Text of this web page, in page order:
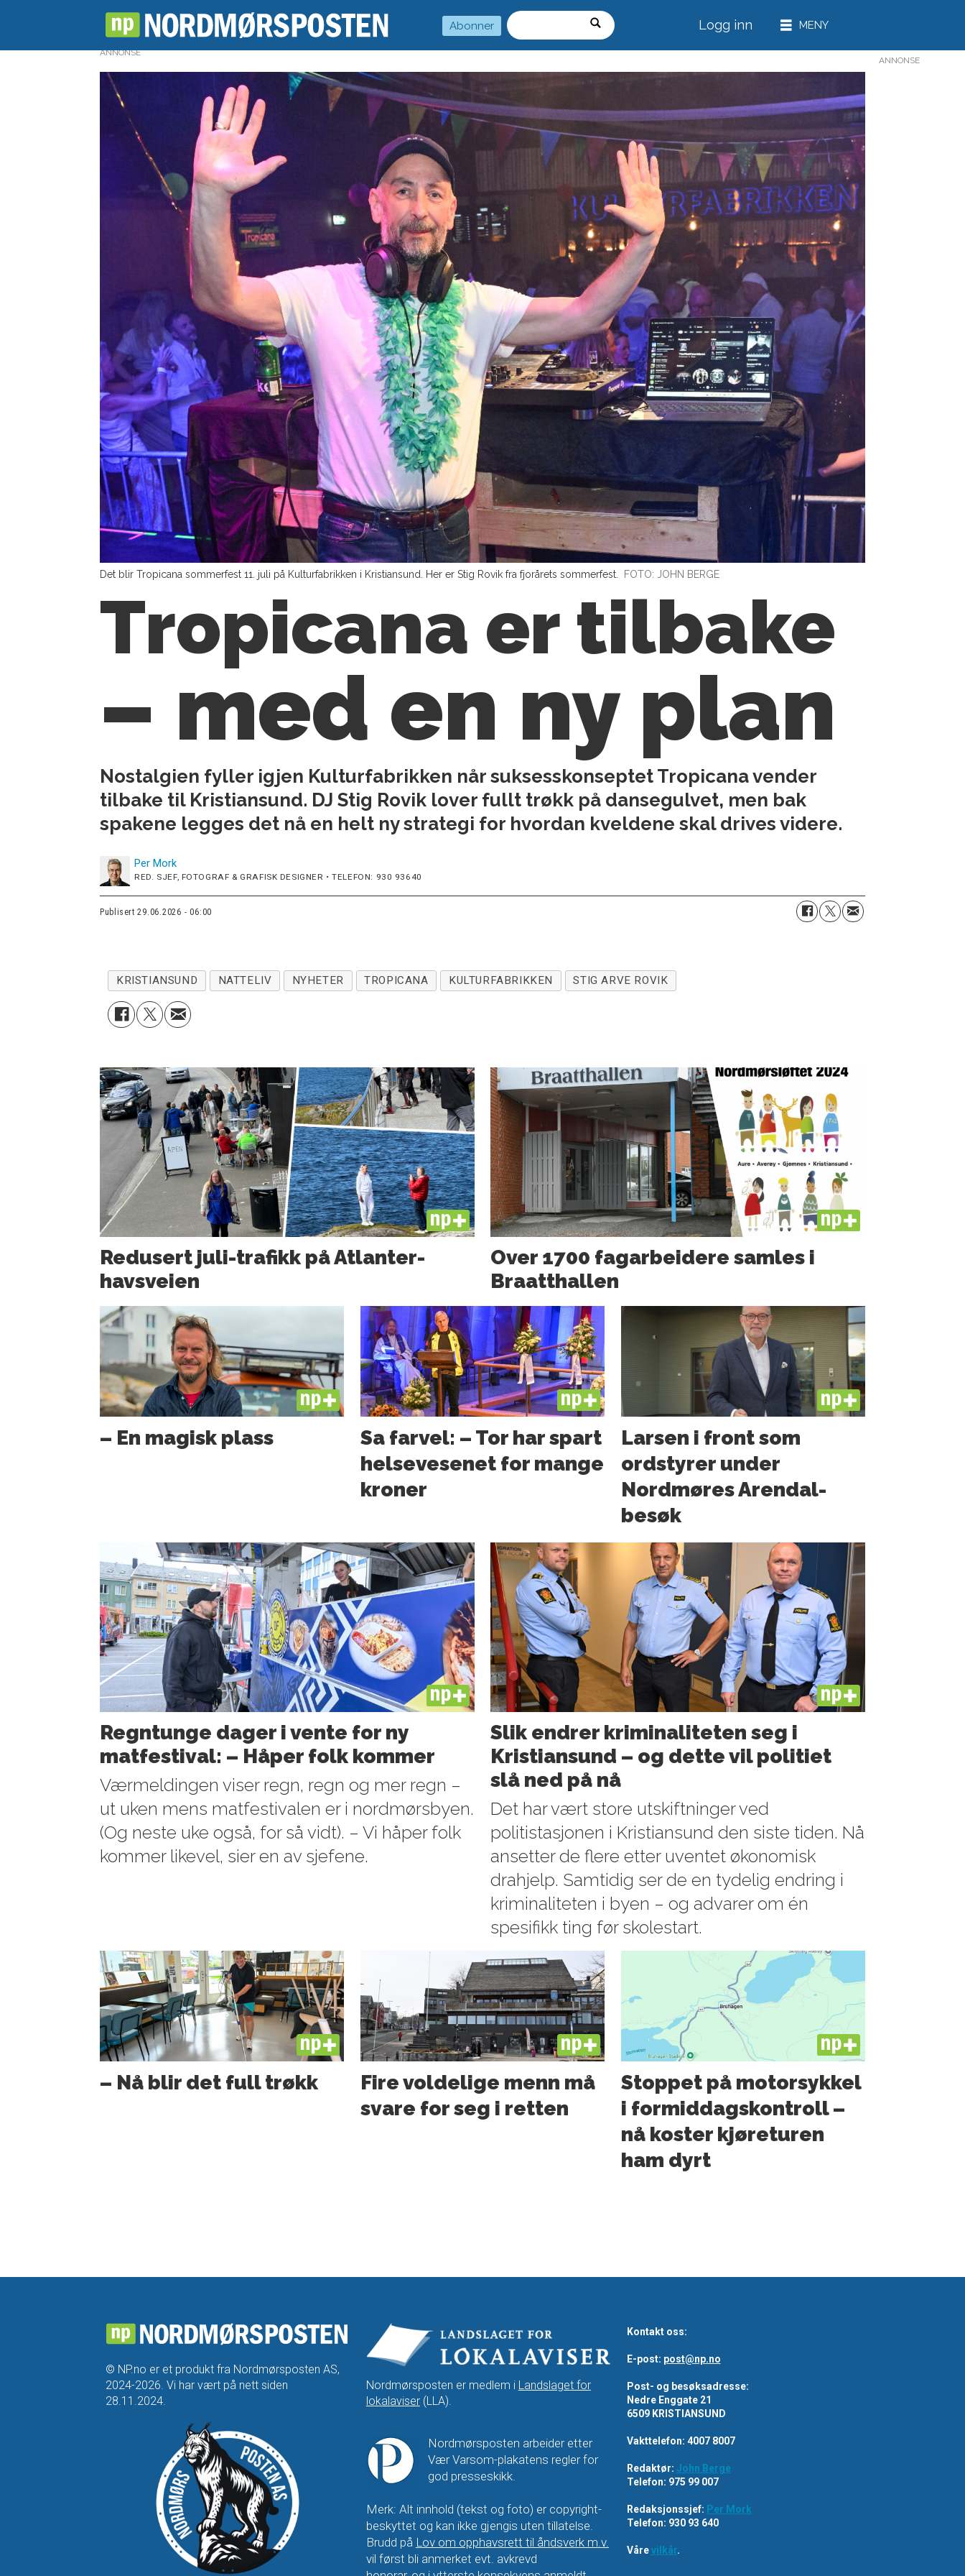
Abonner
Søk
Logg inn
ANNONSE
Det blir Tropicana sommerfest 11. juli på Kulturfabrikken i Kristiansund. Her er Stig Rovik fra fjorårets sommerfest. FOTO: JOHN BERGE
Tropicana er tilbake
– med en ny plan
Nostalgien fyller igjen Kulturfabrikken når suksess­konseptet Tropicana vender
tilbake til Kristiansund. DJ Stig Rovik lover fullt trøkk på danse­gulvet, men bak
spakene legges det nå en helt ny strategi for hvordan kveldene skal drives videre.
Per Mork
RED. SJEF, FOTOGRAF & GRAFISK DESIGNER • TELEFON: 930 93640
Publisert 29.06.2026 - 06:00
KRISTIANSUND NATTELIV NYHETER TROPICANA KULTURFABRIKKEN STIG ARVE ROVIK
PLUS
Redusert juli-trafikk på Atlanter­
havsveien
PLUS
Over 1700 fagarbeidere samles i
Braatthallen
PLUS
– En magisk plass
PLUS
Sa farvel: – Tor har spart
helsevesenet for mange
kroner
PLUS
Larsen i front som
ordstyrer under
Nordmøres Arendal-
besøk
PLUS
Regntunge dager i vente for ny
matfestival: – Håper folk kommer
Værmeldingen viser regn, regn og mer regn –
ut uken mens matfestivalen er i nordmørsbyen.
(Og neste uke også, for så vidt). – Vi håper folk
kommer likevel, sier en av sjefene.
PLUS
Slik endrer kriminaliteten seg i
Kristiansund – og dette vil politiet
slå ned på nå
Det har vært store utskiftninger ved
politistasjonen i Kristiansund den siste tiden. Nå
ansetter de flere etter uventet økonomisk
drahjelp. Samtidig ser de en tydelig endring i
kriminaliteten i byen – og advarer om én
spesifikk ting før skolestart.
PLUS
– Nå blir det full trøkk
PLUS
Fire voldelige menn må
svare for seg i retten
PLUS
Stoppet på motorsykkel
i formiddagskontroll –
nå koster kjøreturen
ham dyrt
ANNONSE
© NP.no er et produkt fra Nordmørsposten AS,
2024-2026. Vi har vært på nett siden
28.11.2024.
Nordmørsposten er medlem i Landslaget for
lokalaviser(LLA).
Nordmørsposten arbeider etter
Vær Varsom-plakatens regler for
god presseskikk.
Merk: Alt innhold (tekst og foto) er copyright-
beskyttet og kan ikke gjengis uten tillatelse.
Brudd på Lov om opphavsrett til åndsverk m.v.
vil først bli anmerket evt. avkrevd
Kontakt oss:
E-post: post@np.no
Post- og besøksadresse:
Nedre Enggate 21
6509 KRISTIANSUND
Vakttelefon: 4007 8007
Redaktør: John Berge
Telefon: 975 99 007
Redaksjonssjef: Per Mork
Telefon: 930 93 640
Vårevilkår.